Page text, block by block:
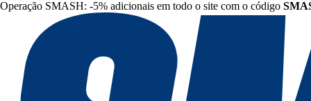
Operação SMASH: -5% adicionais em todo o site com o código